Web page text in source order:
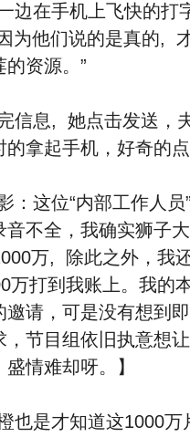
在手机上飞快的打
为他们说的是真的,
资源。”
息, 她点击发送，夫
的拿起手机，好奇的点
位“内部工作人员”
音不全，我确实狮子
万, 除此之外，我
万打到我账上。我的
邀请，可是没有想到
，节目组依旧执意想
情难却呀。】
是才知道这1000万